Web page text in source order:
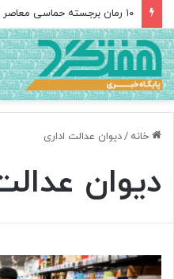
۱۰ رمان برجسته حماسی معاصر با الهام از «اودیسه» هومر
خانه /دیوان عدالت اداری
دیوان